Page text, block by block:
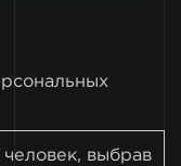
выбрав